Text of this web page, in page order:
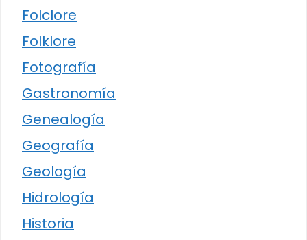
Folclore
Folklore
Fotografía
Gastronomía
Genealogía
Geografía
Geología
Hidrología
Historia